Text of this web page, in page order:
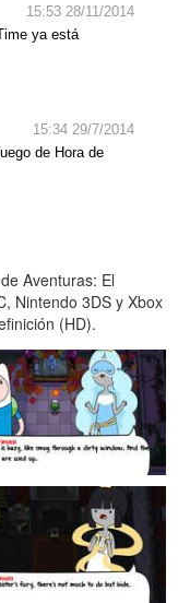
15:53 28/11/2014
ya está
15:34 29/7/2014
de Hora de
Aventuras: El
Nintendo 3DS y Xbox
(HD).